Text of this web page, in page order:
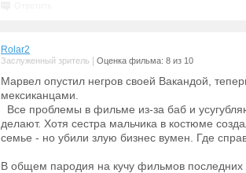
Rolar2
Заслуженный зритель Оценка фильма: 8 из 10
Марвел опустил негров своей Вакандой,
мексиканцами.
Все проблемы в фильме из-за баб и
делают. Хотя сестра мальчика в костюме
семье - но убили злую бизнес вумен. Где
В общем пародия на кучу фильмов